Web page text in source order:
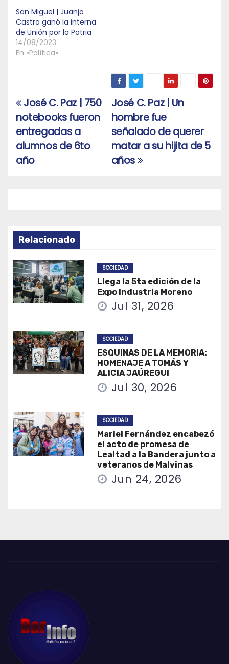
San Miguel | Juanjo
Castro ganó la interna
de Unión por la Patria
14/08/2023
En «Política»
Navegación
de
entradas
José C. Paz | Un
hombre fue
señalado de querer
matar a su hijita de 5
años
José C. Paz | 750
notebooks fueron
entregadas a
alumnos de 6to
año
Relacionado
SOCIEDAD
Llega la 5ta edición de la
Expo Industria Moreno
Jul 31, 2026
SOCIEDAD
ESQUINAS DE LA MEMORIA:
HOMENAJE A TOMÁS Y
ALICIA JAÚREGUI
Jul 30, 2026
SOCIEDAD
Mariel Fernández encabezó
el acto de promesa de
Lealtad a la Bandera junto a
veteranos de Malvinas
Jun 24, 2026